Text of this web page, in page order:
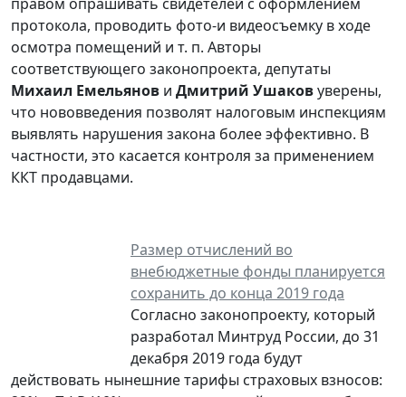
протокола, проводить фото-и видеосъемку в ходе
осмотра помещений и т. п. Авторы
соответствующего законопроекта, депутаты
Михаил Емельянов и Дмитрий Ушаковуверены,
что нововведения позволят налоговым инспекциям
выявлять нарушения закона более эффективно. В
частности, это касается контроля за применением
ККТ продавцами.
Размер отчислений во
внебюджетные фонды планируется
сохранить до конца 2019 года
Согласно законопроекту, который
разработал Минтруд России, до 31
декабря 2019 года будут
действовать нынешние тарифы страховых взносов: